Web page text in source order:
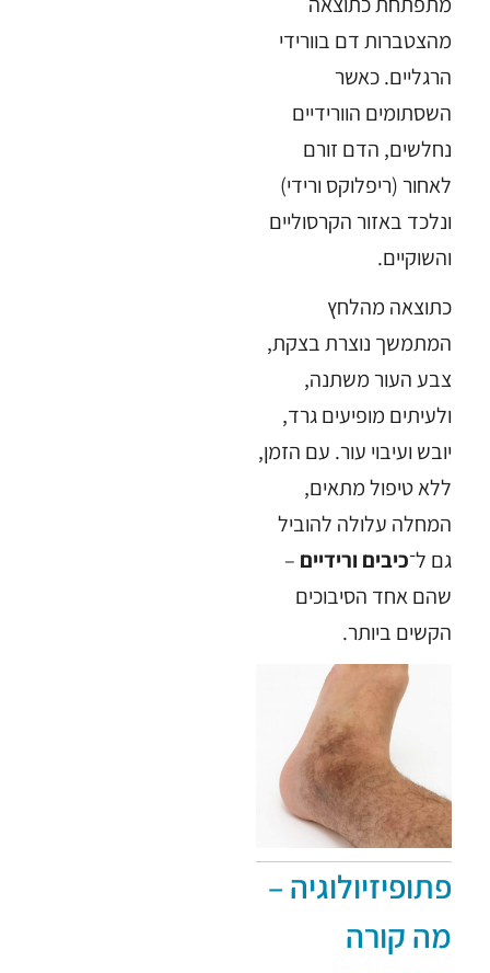
מהצטברות דם בוורידי
הרגליים. כאשר
השסתומים הוורידיים
נחלשים, הדם זורם
לאחור (ריפלוקס ורידי)
ונלכד באזור הקרסוליים
והשוקיים.
כתוצאה מהלחץ
המתמשך נוצרת בצקת,
צבע העור משתנה,
ולעיתים מופיעים גרד,
יובש ועיבוי עור. עם הזמן,
ללא טיפול מתאים,
המחלה עלולה להוביל
גם ל־כיבים ורידיים –
שהם אחד הסיבוכים
הקשים ביותר.
פתופיזיולוגיה –
מה קורה